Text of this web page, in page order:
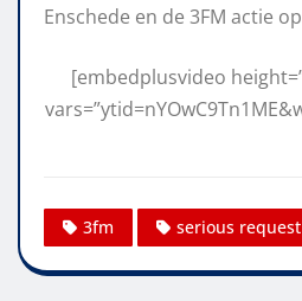
Enschede en de 3FM actie op
[embedplusvideo
3fm serious request